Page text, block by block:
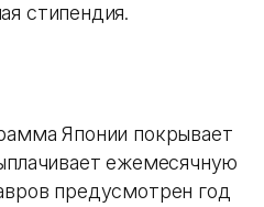
стипендия.
Японии покрывает
ежемесячную
предусмотрен год